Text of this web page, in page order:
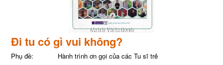
Đi tu có gì vui không?
Phụ đề:
Hành trình ơn gọi của các Tu sĩ trẻ